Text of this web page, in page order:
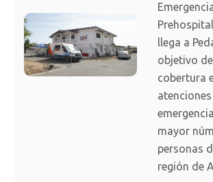
llega a
objetivo
cobertura
mayor
personas
región de